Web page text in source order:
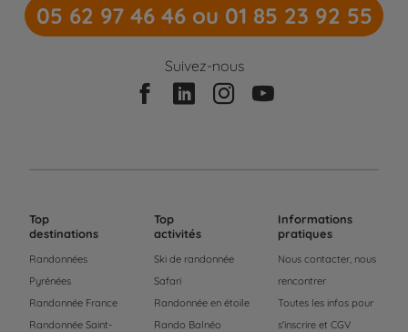
05 62 97 46 46 ou 01 85 23 92 55
Suivez-nous
Top
destinations
Randonnées
Pyrénées
Randonnée France
Randonnée Saint-
Top
activités
Ski de randonnée
Safari
Randonnée en étoile
Rando Balnéo
Informations
pratiques
Nous contacter, nous
rencontrer
Toutes les infos pour
s'inscrire et CGV